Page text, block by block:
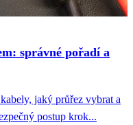
správné pořadí a
jaký průřez vybrat a
postup krok...